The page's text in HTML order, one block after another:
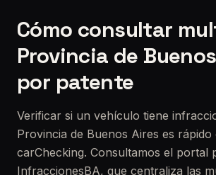
Cómo consultar
Provincia de
por patente
Verificar si un vehículo tiene
Provincia de Buenos Aires es rápido
carChecking. Consultamos el portal
InfraccionesBA, que centraliza las